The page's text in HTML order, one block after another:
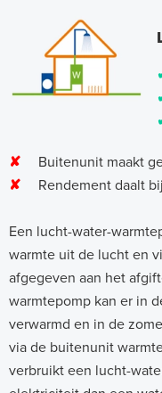
✘ Buitenunit maakt
✘ Rendement daalt
Een lucht-water-
warmte uit de lucht en
afgegeven aan het
warmtepomp kan er in
verwarmd en in de
via de buitenunit
verbruikt een lucht-